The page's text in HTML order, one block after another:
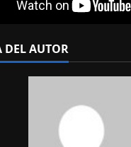
DEL AUTOR